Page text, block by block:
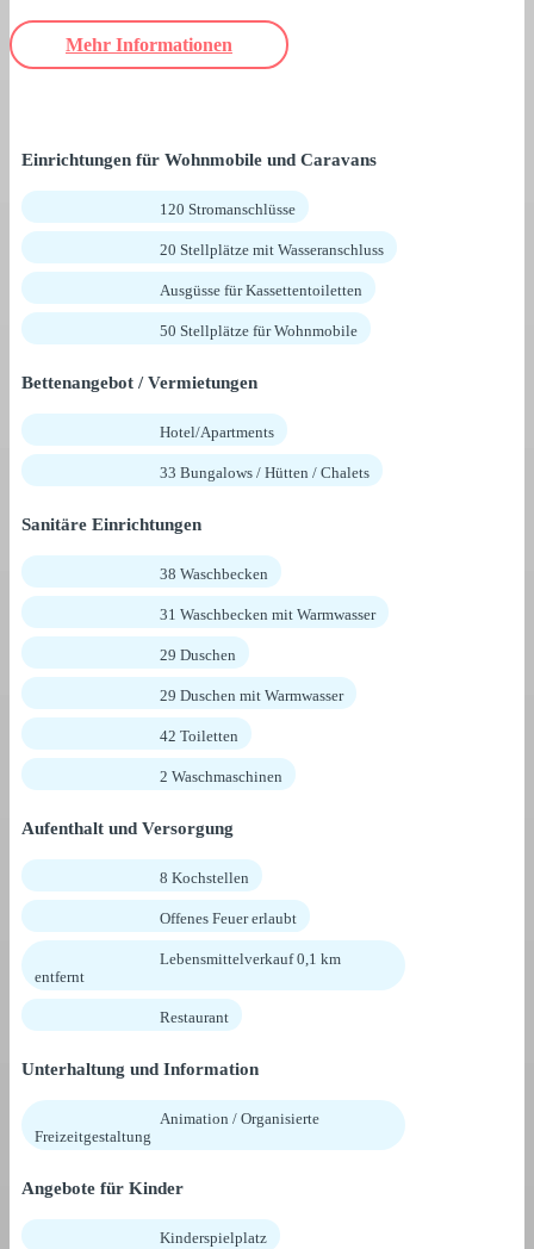
Mehr Informationen
Einrichtungen für Wohnmobile und Caravans
120 Stromanschlüsse
20 Stellplätze mit Wasseranschluss
Ausgüsse für Kassettentoiletten
50 Stellplätze für Wohnmobile
Bettenangebot / Vermietungen
Hotel/Apartments
33 Bungalows / Hütten / Chalets
Sanitäre Einrichtungen
38 Waschbecken
31 Waschbecken mit Warmwasser
29 Duschen
29 Duschen mit Warmwasser
42 Toiletten
2 Waschmaschinen
Aufenthalt und Versorgung
8 Kochstellen
Offenes Feuer erlaubt
Lebensmittelverkauf 0,1 km
entfernt
Restaurant
Unterhaltung und Information
Animation / Organisierte
Freizeitgestaltung
Angebote für Kinder
Kinderspielplatz